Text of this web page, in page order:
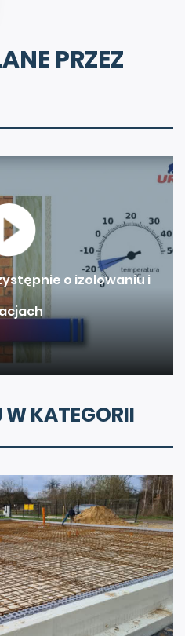
PRZEZ
o izolowaniu i
KATEGORII